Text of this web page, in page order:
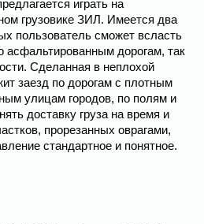
играть на
грузовике ЗИЛ. Имеется два
пользователь сможет всласть
асфальтированным дорогам, так
Сделанная в неплохой
заезд по дорогам с плотным
улицам городов, по полям и
доставку груза на время и
прорезанных оврагами,
стандартное и понятное.